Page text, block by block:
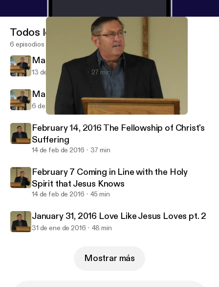
Woodbridge Baptist Church's Podcast
Todos los episodios
6 episodios
March 13, 2016 Limited Edition
13 de mar de 2016 27 min
March 6, 2016 Pray Like Jesus
6 de mar de 2016 37 min
February 14, 2016 The Fellowship of Christ's
Suffering
14 de feb de 2016 37 min
February 7 Coming in Line with the Holy
Spirit that Jesus Knows
14 de feb de 2016 45 min
January 31, 2016 Love Like Jesus Loves pt. 2
31 de ene de 2016 48 min
Mostrar más